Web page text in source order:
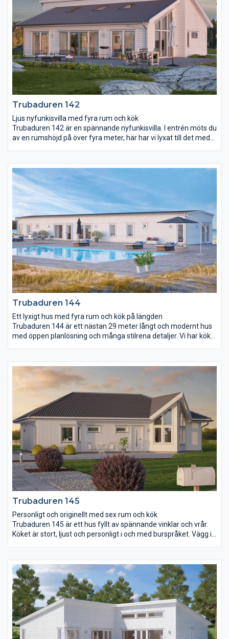
barnkammare.
Trubaduren 142
Ljus nyfunkisvilla med fyra rum och kök
Trubaduren 142 är en spännande nyfunkisvilla. I entrén möts du
av en rumshöjd på över fyra meter, här har vi lyxat till det med
volymskapande snedtak som breder ut sig över hela rummet.
Här har du ljusinsläpp från fyra håll med takfönstren inräknade.
Från köksön har du full uppsikt över övriga rummet och även ut
i trädgården när du lagar mat.
Trubaduren 144
Ett lyxigt hus med fyra rum och kök på längden
Trubaduren 144 är ett nästan 29 meter långt och modernt hus
med öppen planlösning och många stilrena detaljer. Vi har kök
och gott om arbetsyta och förvaring. Här har du god uppsikt
över middagsgästerna när såsen ska smakas av. Trubaduren
144 rymmer även två mindre sovrum, badrum med badkar och
ett stort föräldrasovrum med egen utgång till trädgården.
Trubaduren 145
Personligt och originellt med sex rum och kök
Trubaduren 145 är ett hus fyllt av spännande vinklar och vrår.
Köket är stort, ljust och personligt i och med burspråket. Vägg i
De tre sovrummen ligger samlade i ena delen av huset. Här
finns också ett extra stort badrum med möjlighet till både
dusch och badkar. I det största sovrummet finns ytterligare ett
burspråk som ger plats åt en skön lounge.